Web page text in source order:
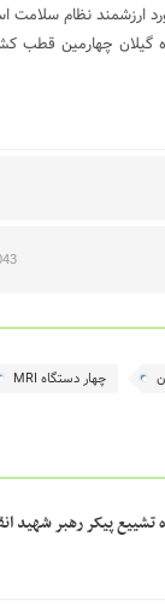
ارزشمند نظام سلامت
گیلان چهارمین قطب
چهار دستگاه MRI
تشییع پیکر رهبر شهید